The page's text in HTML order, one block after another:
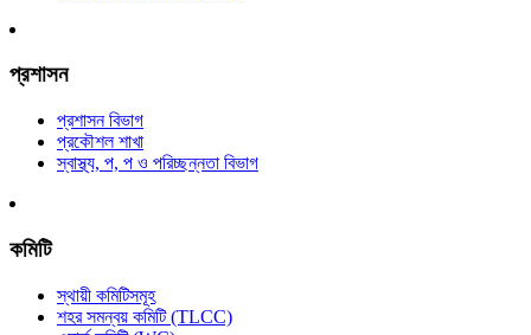
প্রশাসন
প্রশাসন বিভাগ
প্রকৌশল শাখা
স্বাস্থ্য, প, প ও পরিচ্ছন্নতা ‍বিভাগ
কমিটি
স্থায়ী কমিটিসমূহ
শহর সমন্বয় কমিটি (TLCC)